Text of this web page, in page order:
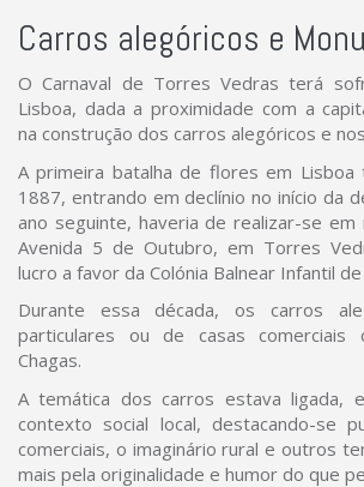
Carros alegóricos e
O Carnaval de Torres Vedras terá
Lisboa, dada a proximidade com a
na construção dos carros alegóricos e
A primeira batalha de flores em
1887, entrando em declínio no início da
ano seguinte, haveria de realizar-se em
Avenida 5 de Outubro, em Torres
lucro a favor da Colónia Balnear Infantil de
Durante essa década, os carros
particulares ou de casas comerciais
Chagas.
A temática dos carros estava ligada,
contexto social local, destacando-se
comerciais, o imaginário rural e outros
mais pela originalidade e humor do que